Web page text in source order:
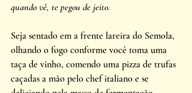
quando vê, te pegou de jeito.
Seja sentado em a frente lareira do Semola,
olhando o fogo conforme você toma uma
taça de vinho, comendo uma pizza de trufas
caçadas a mão pelo chef italiano e se